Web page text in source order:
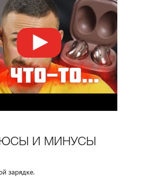
И МИНУСЫ
зарядке.